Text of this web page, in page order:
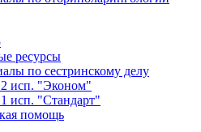
ресурсы
по сестринскому делу
исп. "Эконом"
исп. "Стандарт"
помощь